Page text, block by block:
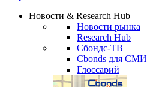
Новости & Research Hub
Новости рынка
Research Hub
Сбондс-ТВ
Cbonds для СМИ
Глоссарий